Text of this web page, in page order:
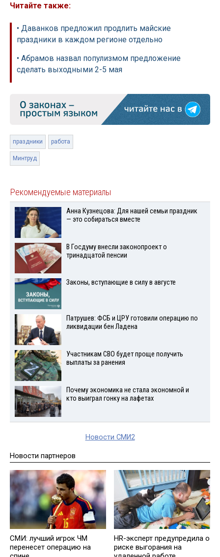
Читайте также:
• Даванков предложил продлить майские
праздники в каждом регионе отдельно
• Абрамов назвал популизмом предложение
сделать выходными 2-5 мая
праздники работа
Минтруд
Рекомендуемые материалы
Анна Кузнецова: Для нашей семьи праздник
— это собираться вместе
В Госдуму внесли законопроект о
тринадцатой пенсии
Законы, вступающие в силу в августе
Патрушев: ФСБ и ЦРУ готовили операцию по
ликвидации бен Ладена
Участникам СВО будет проще получить
выплаты за ранения
Почему экономика не стала экономной и
кто выиграл гонку на лафетах
Новости СМИ2
Новости партнеров
СМИ: лучший игрок ЧМ
перенесет операцию на
HR-эксперт предупредила о
риске выгорания на